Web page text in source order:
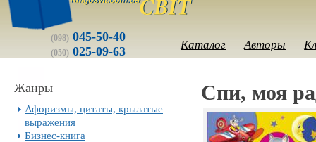
(098) 045-50-40
(050) 025-09-63 Каталог Авторы
Жанры
Афоризмы, цитаты, крылатые
выражения
Бизнес-книга
Спи, моя